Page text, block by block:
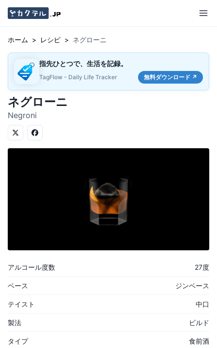
ホーム > レシピ > ネグローニ
指先ひとつで、生活を記録。
TagFlow - Daily Life Tracker 無料ダウンロード ↗
ネグローニ
Negroni
アルコール度数 27度
ベース ジンベース
テイスト 中口
製法 ビルド
タイプ 食前酒